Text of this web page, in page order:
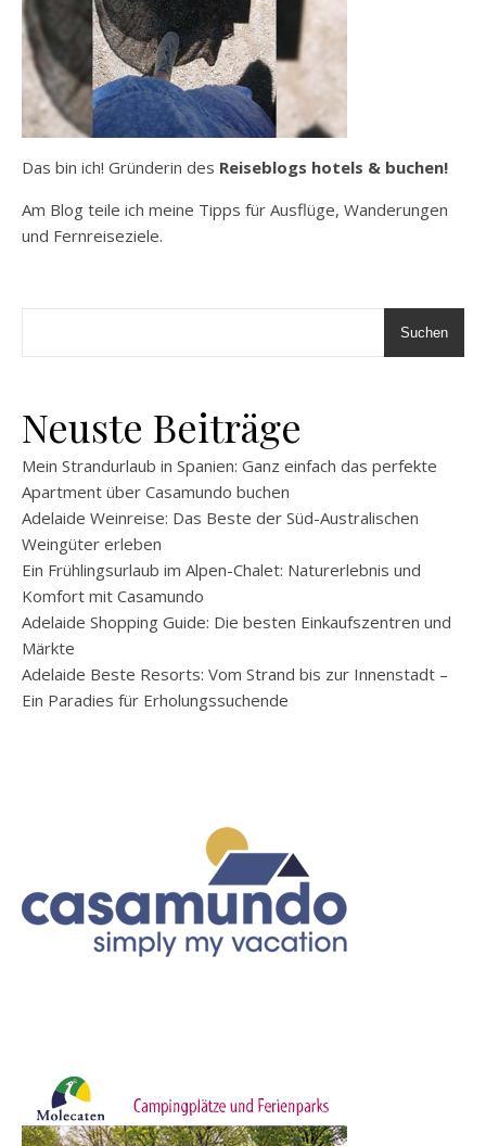
Das bin ich! Gründerin des Reiseblogs hotels & buchen!
Am Blog teile ich meine Tipps für Ausflüge, Wanderungen
und Fernreiseziele.
Suchen
Neuste Beiträge
Mein Strandurlaub in Spanien: Ganz einfach das perfekte
Apartment über Casamundo buchen
Adelaide Weinreise: Das Beste der Süd-Australischen
Weingüter erleben
Ein Frühlingsurlaub im Alpen-Chalet: Naturerlebnis und
Komfort mit Casamundo
Adelaide Shopping Guide: Die besten Einkaufszentren und
Märkte
Adelaide Beste Resorts: Vom Strand bis zur Innenstadt –
Ein Paradies für Erholungssuchende